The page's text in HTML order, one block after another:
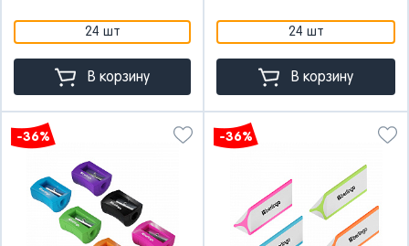
24 шт
В корзину
24 шт
В корзину
-36% -36%